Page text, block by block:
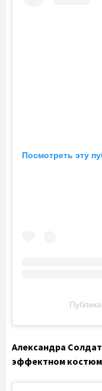
Посмотреть эту
Александра
эффектном